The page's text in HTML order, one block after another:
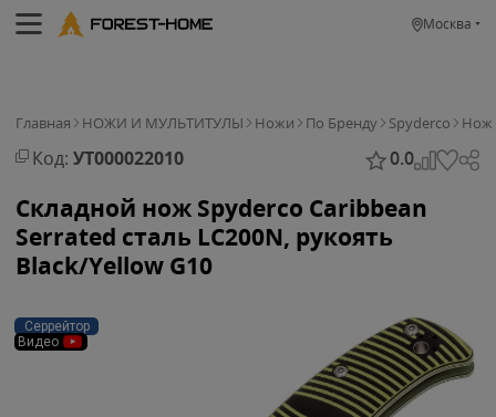
Москва
Главная НОЖИ И МУЛЬТИТУЛЫ Ножи По Бренду Spyderco Нож
Код: УТ000022010 0.0
Складной нож Spyderco Caribbean
Serrated сталь LC200N, рукоять
Black/Yellow G10
Серрейтор
Видео